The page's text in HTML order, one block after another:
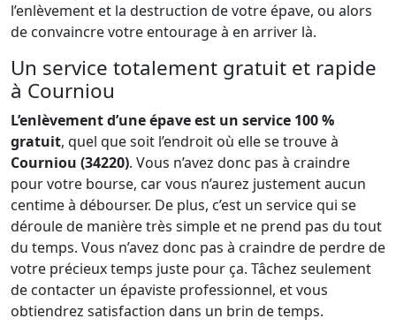
l’enlèvement et la destruction de votre épave, ou alors
de convaincre votre entourage à en arriver là.
Un service totalement gratuit et rapide
à Courniou
L’enlèvement d’une épave est un service 100 %
gratuit, quel que soit l’endroit où elle se trouve à
Courniou (34220). Vous n’avez donc pas à craindre
pour votre bourse, car vous n’aurez justement aucun
centime à débourser. De plus, c’est un service qui se
déroule de manière très simple et ne prend pas du tout
du temps. Vous n’avez donc pas à craindre de perdre de
votre précieux temps juste pour ça. Tâchez seulement
de contacter un épaviste professionnel, et vous
obtiendrez satisfaction dans un brin de temps.